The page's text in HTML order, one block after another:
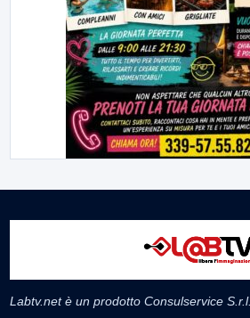
Labtv.net è un prodotto Consulservice S.r.l.